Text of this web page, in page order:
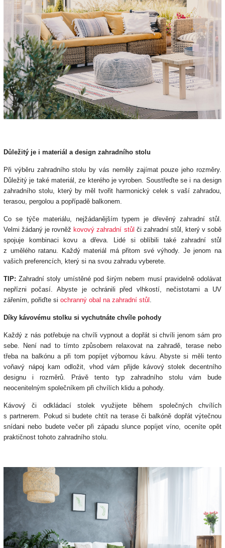
Důležitý je i materiál a design zahradního stolu
Při výběru zahradního stolu by vás neměly zajímat pouze jeho rozměry.
Důležitý je také materiál, ze kterého je vyroben. Soustřeďte se i na design
zahradního stolu, který by měl tvořit harmonický celek s vaší zahradou,
terasou, pergolou a popřípadě balkonem.
Co se týče materiálu, nejžádanějším typem je dřevěný zahradní stůl.
Velmi žádaný je rovněžkovový zahradní stůl či zahradní stůl, který v sobě
spojuje kombinaci kovu a dřeva. Lidé si oblíbili také zahradní stůl
z umělého ratanu. Každý materiál má přitom své výhody. Je jenom na
vašich preferencích, který si na svou zahradu vyberete.
TIP: Zahradní stoly umístěné pod širým nebem musí pravidelně odolávat
nepřízni počasí. Abyste je ochránili před vlhkostí, nečistotami a UV
zářením, pořiďte si ochranný obal na zahradní stůl
Díky kávovému stolku si vychutnáte chvíle pohody
Každý z nás potřebuje na chvíli vypnout a dopřát si chvíli jenom sám pro
sebe. Není nad to tímto způsobem relaxovat na zahradě, terase nebo
třeba na balkónu a při tom popíjet výbornou kávu. Abyste si měli tento
voňavý nápoj kam odložit, vhod vám přijde kávový stolek decentního
designu i rozměrů. Právě tento typ zahradního stolu vám bude
neocenitelným společníkem při chvílích klidu a pohody.
Kávový či odkládací stolek využijete během společných chvílích
s partnerem. Pokud si budete chtít na terase či balkóně dopřát výtečnou
snídani nebo budete večer při západu slunce popíjet víno, oceníte opět
praktičnost tohoto zahradního stolu.